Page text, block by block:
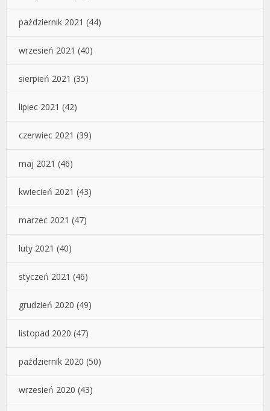
październik 2021 (44)
wrzesień 2021 (40)
sierpień 2021 (35)
lipiec 2021 (42)
czerwiec 2021 (39)
maj 2021 (46)
kwiecień 2021 (43)
marzec 2021 (47)
luty 2021 (40)
styczeń 2021 (46)
grudzień 2020 (49)
listopad 2020 (47)
październik 2020 (50)
wrzesień 2020 (43)